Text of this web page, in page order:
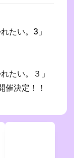
たい。3」
たい。３」
催決定！！